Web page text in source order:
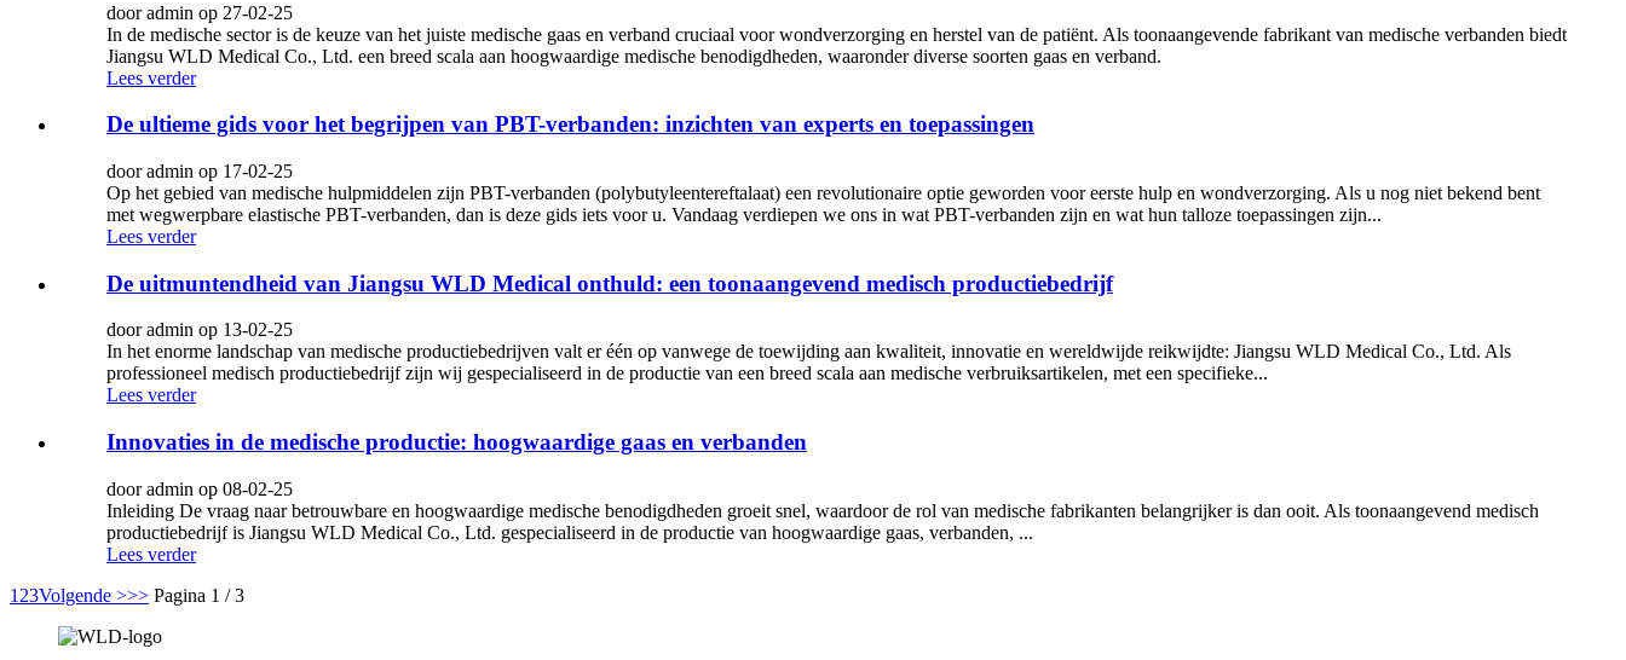
door admin op 27-02-25
In de medische sector is de keuze van het juiste medische gaas en verband cruciaal voor wondverzorging en herstel van de patiënt. Als toonaangevende fabrikant van medische verbanden biedt
Jiangsu WLD Medical Co., Ltd. een breed scala aan hoogwaardige medische benodigdheden, waaronder diverse soorten gaas en verband.
Lees verder
De ultieme gids voor het begrijpen van PBT-verbanden: inzichten van experts en toepassingen
door admin op 17-02-25
Op het gebied van medische hulpmiddelen zijn PBT-verbanden (polybutyleentereftalaat) een revolutionaire optie geworden voor eerste hulp en wondverzorging. Als u nog niet bekend bent
met wegwerpbare elastische PBT-verbanden, dan is deze gids iets voor u. Vandaag verdiepen we ons in wat PBT-verbanden zijn en wat hun talloze toepassingen zijn...
Lees verder
De uitmuntendheid van Jiangsu WLD Medical onthuld: een toonaangevend medisch productiebedrijf
door admin op 13-02-25
In het enorme landschap van medische productiebedrijven valt er één op vanwege de toewijding aan kwaliteit, innovatie en wereldwijde reikwijdte: Jiangsu WLD Medical Co., Ltd. Als
professioneel medisch productiebedrijf zijn wij gespecialiseerd in de productie van een breed scala aan medische verbruiksartikelen, met een specifieke...
Lees verder
Innovaties in de medische productie: hoogwaardige gaas en verbanden
door admin op 08-02-25
Inleiding De vraag naar betrouwbare en hoogwaardige medische benodigdheden groeit snel, waardoor de rol van medische fabrikanten belangrijker is dan ooit. Als toonaangevend medisch
productiebedrijf is Jiangsu WLD Medical Co., Ltd. gespecialiseerd in de productie van hoogwaardige gaas, verbanden, ...
Lees verder
1 23Volgende >>> Pagina 1 / 3